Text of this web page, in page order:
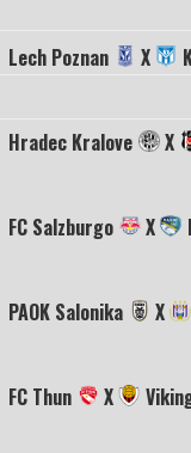
Lech Poznan X
Hradec Kralove X
FC Salzburgo X
PAOK Salonika X
FC Thun X